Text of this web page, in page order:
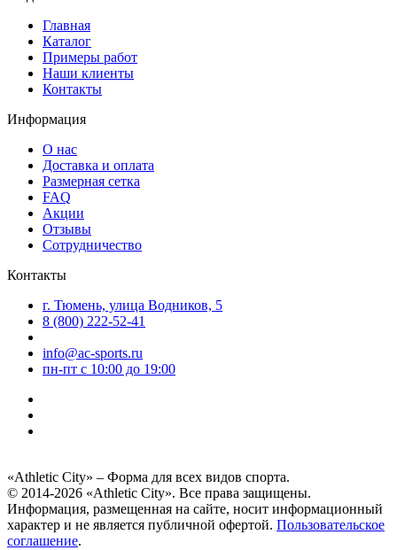
Главная
Каталог
Примеры работ
Наши клиенты
Контакты
Информация
О нас
Доставка и оплата
Размерная сетка
FAQ
Акции
Отзывы
Сотрудничество
Контакты
г. Тюмень, улица Водников, 5
8 (800) 222-52-41
info@ac-sports.ru
пн-пт c 10:00 до 19:00
«Athletic City» – Форма для всех видов спорта.
© 2014-2026 «Athletic City». Все права защищены.
Информация, размещенная на сайте, носит информационный
характер и не является публичной офертой. Пользовательское
соглашение.